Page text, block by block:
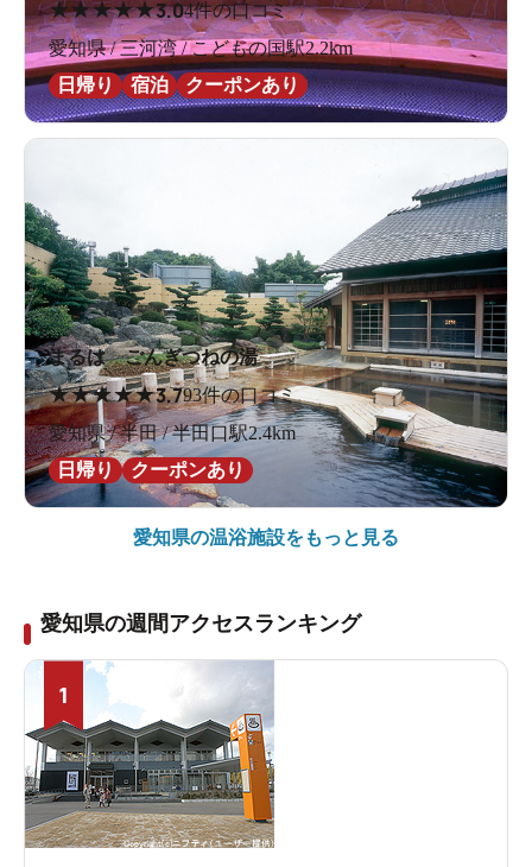
★★★★★3.04件の口コミ
愛知県 / 三河湾 / こどもの国駅2.2km
日帰り
宿泊 クーポンあり
まるは ごんぎつねの湯
★★★★★3.793件の口コミ
愛知県 / 半田 / 半田口駅2.4km
日帰り
クーポンあり
愛知県の温浴施設をもっと見る
愛知県の週間アクセスランキング
1